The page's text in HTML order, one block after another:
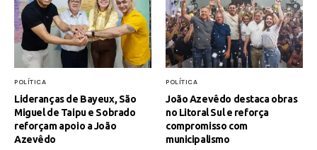
Fátima Silva lança livro sobre a história do rádio
campinense no próximo dia 10
UNIESP utiliza software líder mundial e fortalece
formação prática em Design de Interiores
POLÍTICA
Lideranças de Bayeux, São
Miguel de Taipu e Sobrado
reforçam apoio a João
Azevêdo
POLÍTICA
João Azevêdo destaca obras
no Litoral Sul e reforça
compromisso com
municipalismo